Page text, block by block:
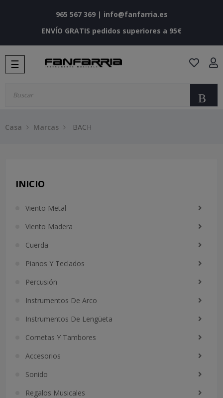
965 567 369| info@fanfarria.es
ENVÍO GRATIS pedidos superiores a 95€
Navegación
de
☰
Casa Marcas BACH
INICIO
Viento Metal
Viento Madera
Cuerda
Pianos Y Teclados
Percusión
Instrumentos De Arco
Instrumentos De Lengüeta
Cornetas Y Tambores
Accesorios
Sonido
Regalos Musicales